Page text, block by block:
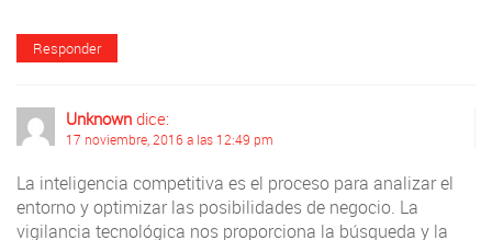
Responder
Unknown dice:
17 noviembre, 2016 a las 12:49 pm
La inteligencia competitiva es el proceso para analizar el
entorno y optimizar las posibilidades de negocio. La
vigilancia tecnológica nos proporciona la búsqueda y la